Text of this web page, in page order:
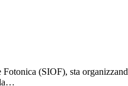
(SIOF), sta
la…